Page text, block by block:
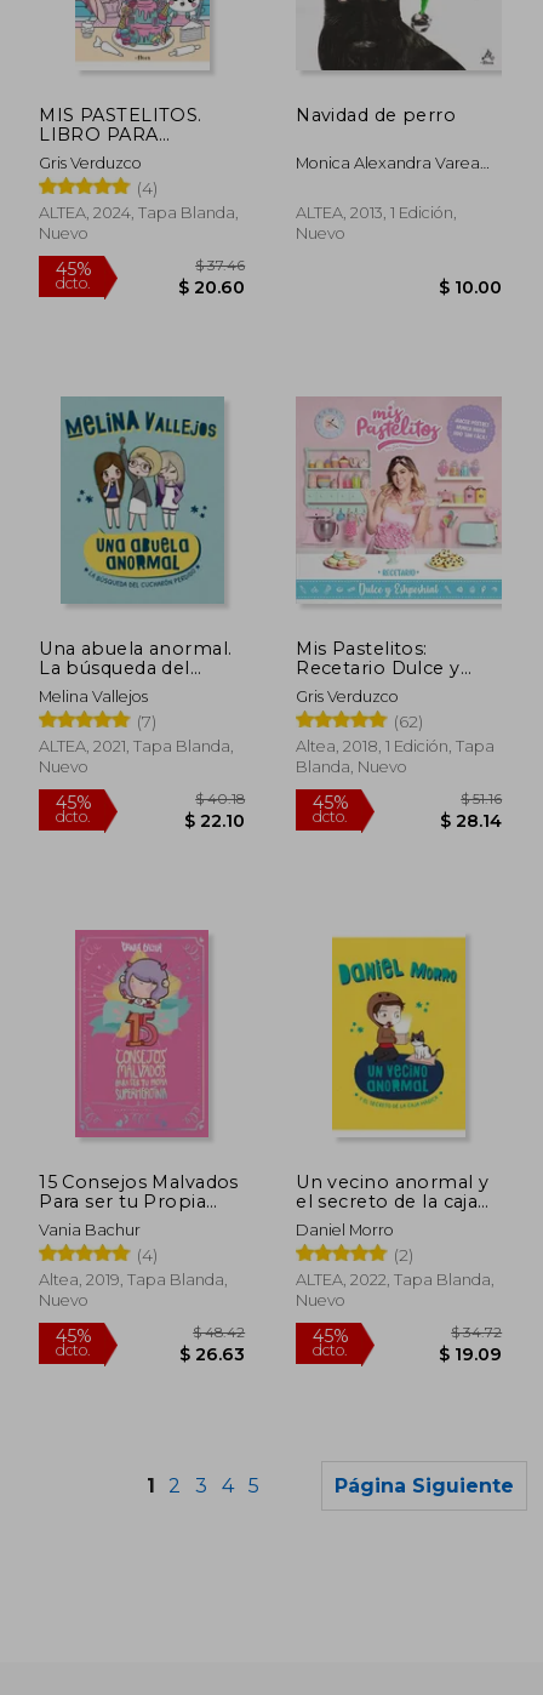
45%
dcto.
45%
dcto. $
dcto. $ 17.49 dcto. $
MIS PASTELITOS.
LIBRO PARA
COLOREAR
Gris Verduzco
(4)
ALTEA, 2024, Tapa Blanda,
Nuevo
Navidad de perro
Monica Alexandra Varea
ALTEA, 2013, 1 Edición,
Nuevo
Una abuela anormal.
La búsqueda del
cucharón perdido
Melina Vallejos
(7)
ALTEA, 2021, Tapa Blanda,
Nuevo
Mis Pastelitos:
Recetario Dulce y
Eshpeshial
Gris Verduzco
(62)
Altea, 2018, 1 Edición, Tapa
Blanda, Nuevo
15 Consejos Malvados
Para ser tu Propia
Superheroina
Vania Bachur
(4)
Altea, 2019, Tapa Blanda,
Nuevo
Un vecino anormal y
el secreto de la caja
mágica
Daniel Morro
(2)
ALTEA, 2022, Tapa Blanda,
Nuevo
1 2 3 4 5 Página Siguiente